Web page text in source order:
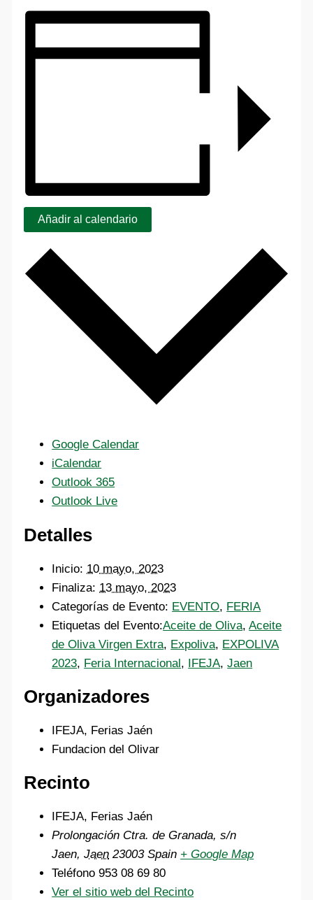
Añadir al calendario
Google Calendar
iCalendar
Outlook 365
Outlook Live
Detalles
Inicio: 10 mayo, 2023
Finaliza: 13 mayo, 2023
Categorías de Evento: EVENTO, FERIA
Etiquetas del Evento:Aceite de Oliva,Aceite
de Oliva Virgen Extra, Expoliva, EXPOLIVA
2023, Feria Internacional, IFEJA,Jaen
Organizadores
IFEJA, Ferias Jaén
Fundacion del Olivar
Recinto
IFEJA, Ferias Jaén
Prolongación Ctra. de Granada, s/n
Jaen, Jaen 23003 Spain + Google Map
Teléfono 953 08 69 80
Ver el sitio web del Recinto